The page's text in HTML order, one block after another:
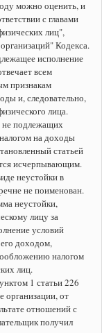
можно оценить, и
с главами
лиц",
Кодекса.
исполнение
всем
признакам
и, следовательно,
лица.
подлежащих
на доходы
статьей
исчерпывающим.
неустойки в
не поименован.
неустойки,
лицу за
условий
доходом,
налогом
лиц.
1 статьи 226
организации, от
отношений с
получил